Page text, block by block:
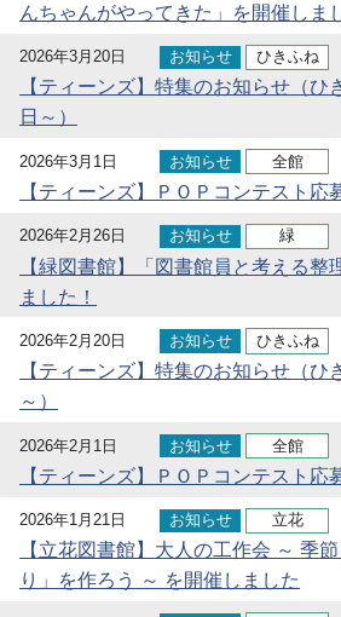
んちゃんがやってきた」を開催しま
2026年3月20日 お知らせ ひきふね
【ティーンズ】特集のお知らせ（ひ
日～）
2026年3月1日 お知らせ 全館
【ティーンズ】ＰＯＰコンテスト応
2026年2月26日 お知らせ 緑
【緑図書館】「図書館員と考える整
ました！
2026年2月20日 お知らせ ひきふね
【ティーンズ】特集のお知らせ（ひ
～）
2026年2月1日 お知らせ 全館
【ティーンズ】ＰＯＰコンテスト応
2026年1月21日 お知らせ 立花
【立花図書館】大人の工作会 ～ 季
り」を作ろう ～ を開催しました